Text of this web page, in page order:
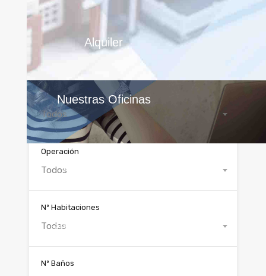
Alquiler
Nuestras Oficinas
Acceso clientes
Síguenos en Redes
Encuentra tu inmueble
Zona
Tipo de inmueble
Todos
Operación
Todos
Nº Habitaciones
Todas
Nº Baños